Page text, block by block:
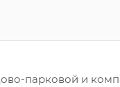
парковой и